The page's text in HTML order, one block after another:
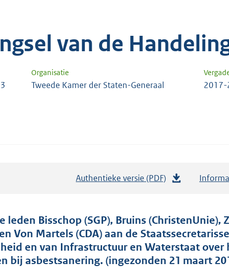
van de
Organisatie
Tweede Kamer der Staten-Generaal 2017-
Authentieke versie (PDF)
t
a
n
d
leden Bisschop (SGP), Bruins (ChristenUnie),
Von Martels (CDA) aan de
en van Infrastructuur en Waterstaat
bij asbestsanering. (ingezonden 21 maart